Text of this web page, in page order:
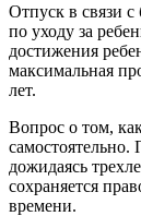
Отпуск в связи
по уходу за
достижения
максимальная
лет.
Вопрос о том,
дожидаясь
сохраняется
времени.